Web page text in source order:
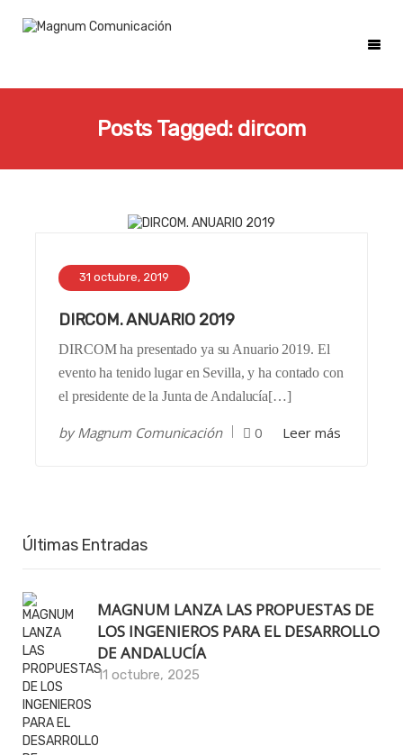
Posts Tagged: dircom
31 octubre, 2019
DIRCOM. ANUARIO 2019
DIRCOM ha presentado ya su Anuario 2019. El
evento ha tenido lugar en Sevilla, y ha contado con
el presidente de la Junta de Andalucía[…]
byMagnum Comunicación 0 Leer más
Últimas Entradas
MAGNUM LANZA LAS PROPUESTAS DE
LOS INGENIEROS PARA EL DESARROLLO
DE ANDALUCÍA
11 octubre, 2025